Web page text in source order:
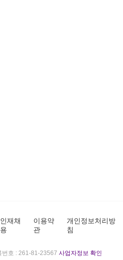
인재채
용
이용약
관
개인정보처리방
침
번호 : 261-81-23567 사업자정보 확인